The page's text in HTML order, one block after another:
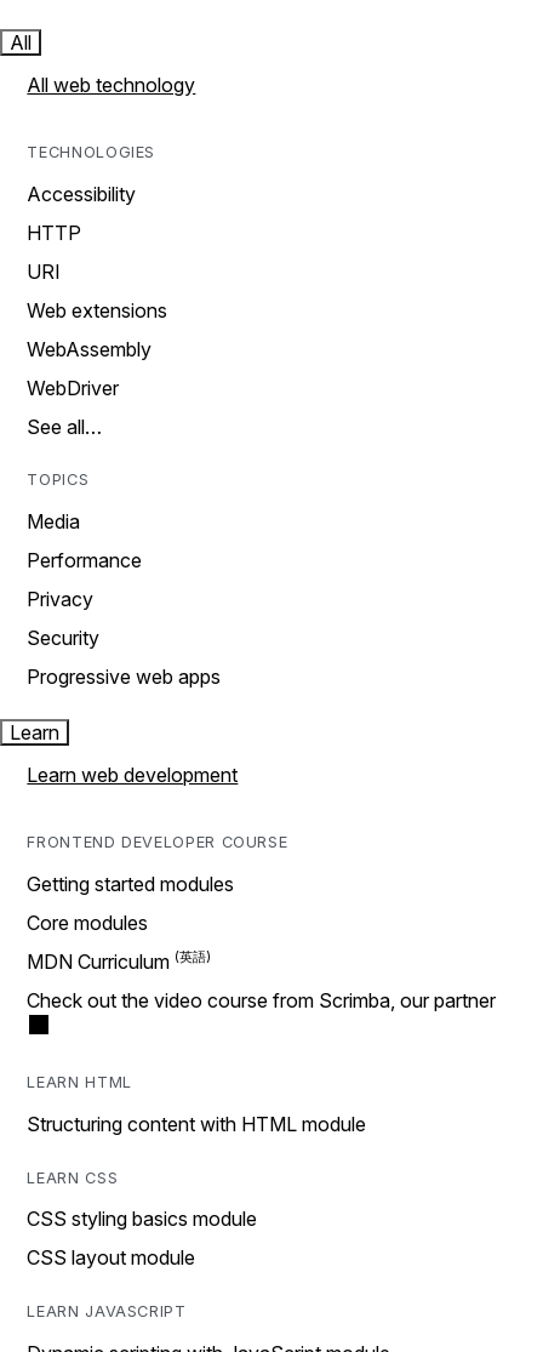
All
All web technology
TECHNOLOGIES
Accessibility
HTTP
URI
Web extensions
WebAssembly
WebDriver
See all…
TOPICS
Media
Performance
Privacy
Security
Progressive web apps
Learn
Learn web development
FRONTEND DEVELOPER COURSE
Getting started modules
Core modules
MDN Curriculum
Check out the video course from Scrimba, our partner
LEARN HTML
Structuring content with HTML module
LEARN CSS
CSS styling basics module
CSS layout module
LEARN JAVASCRIPT